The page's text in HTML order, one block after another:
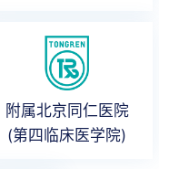
附属北京同仁医院
(第四临床医学院)